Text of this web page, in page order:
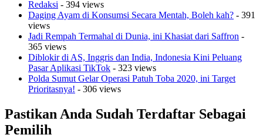
Redaksi - 394 views
Daging Ayam di Konsumsi Secara Mentah, Boleh kah? - 391
views
Jadi Rempah Termahal di Dunia, ini Khasiat dari Saffron -
365 views
Diblokir di AS, Inggris dan India, Indonesia Kini Peluang
Pasar Aplikasi TikTok - 323 views
Polda Sumut Gelar Operasi Patuh Toba 2020, ini Target
Prioritasnya! - 306 views
Pastikan Anda Sudah Terdaftar Sebagai
Pemilih